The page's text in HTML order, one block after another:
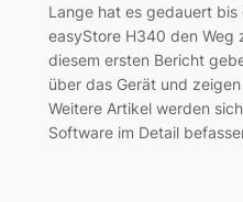
Lange hat es gedauert bis
easyStore H340 den Weg
diesem ersten Bericht
über das Gerät und
Weitere Artikel werden
Software im Detail